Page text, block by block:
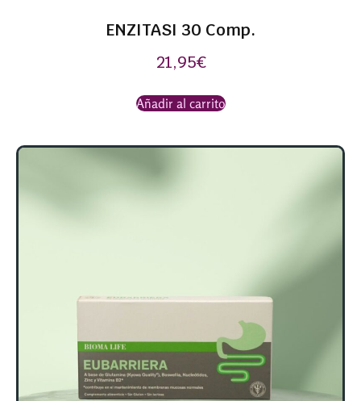
ENZITASI 30 Comp.
21,95€
Añadir al carrito